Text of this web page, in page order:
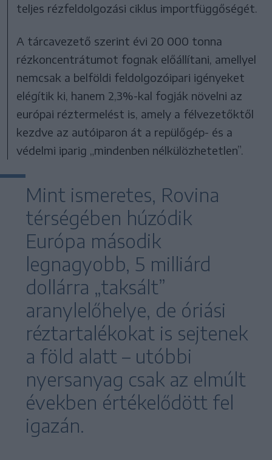
teljes rézfeldolgozási ciklus importfüggőségét.
A tárcavezető szerint évi 20 000 tonna
rézkoncentrátumot fognak előállítani, amellyel
nemcsak a belföldi feldolgozóipari igényeket
elégítik ki, hanem 2,3%-kal fogják növelni az
európai réztermelést is, amely a félvezetőktől
kezdve az autóiparon át a repülőgép- és a
védelmi iparig „mindenben nélkülözhetetlen”.
Mint ismeretes, Rovina
térségében húzódik
Európa második
legnagyobb, 5 milliárd
dollárra „taksált”
aranylelőhelye, de óriási
réztartalékokat is sejtenek
a föld alatt – utóbbi
nyersanyag csak az elmúlt
években értékelődött fel
igazán.